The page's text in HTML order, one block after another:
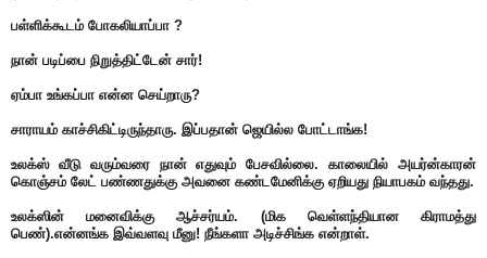
பள்ளிக்கூடம் போகலியாப்பா ?
நான் படிப்பை நிறுத்திட்டேன் சார்!
ஏம்பா உங்கப்பா என்ன செய்றாரு?
சாராயம் காச்சிகிட்டிருந்தாரு. இப்பதான் ஜெயில்ல போட்டாங்க!
உலக்ஸ் வீடு வரும்வரை நான் எதுவும் பேசவில்லை. காலையில் அயர்ன்காரன்
கொஞ்சம் லேட் பண்ணதுக்கு அவனை கண்டமேனிக்கு ஏறியது நியாபகம் வந்தது.
உலக்ஸின் மனைவிக்கு ஆச்சர்யம். (மிக வெள்ளந்தியான கிராமத்து
பெண்).என்னங்க இவ்வளவு மீனு! நீங்களா அடிச்சிங்க என்றாள்.